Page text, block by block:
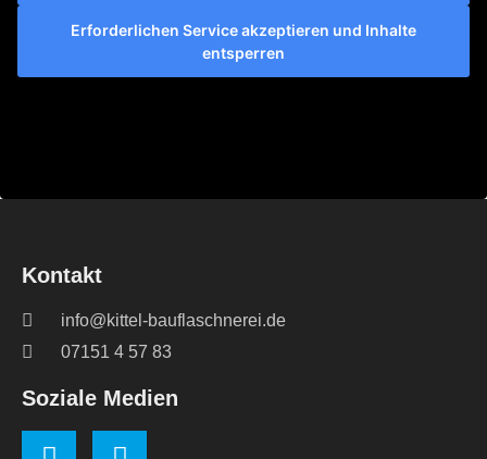
Erforderlichen Service akzeptieren und Inhalte
entsperren
Kontakt
info@kittel-bauflaschnerei.de
07151 4 57 83
Soziale Medien